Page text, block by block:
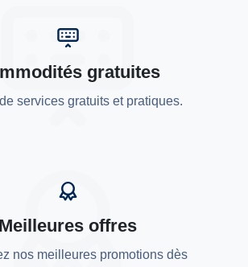
gratuites
services gratuits et pratiques.
Meilleures offres
nos meilleures promotions dès